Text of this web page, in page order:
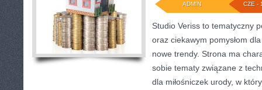
CZE -
ADMIN
Studio Veriss to tematyczny
oraz ciekawym pomysłom
nowe trendy. Strona ma
sobie tematy związane z
dla miłośniczek urody, w